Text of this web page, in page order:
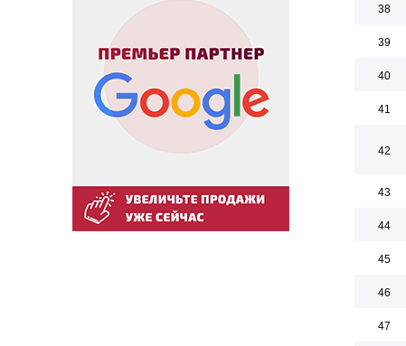
38
39
40
41
42
43
44
45
46
47